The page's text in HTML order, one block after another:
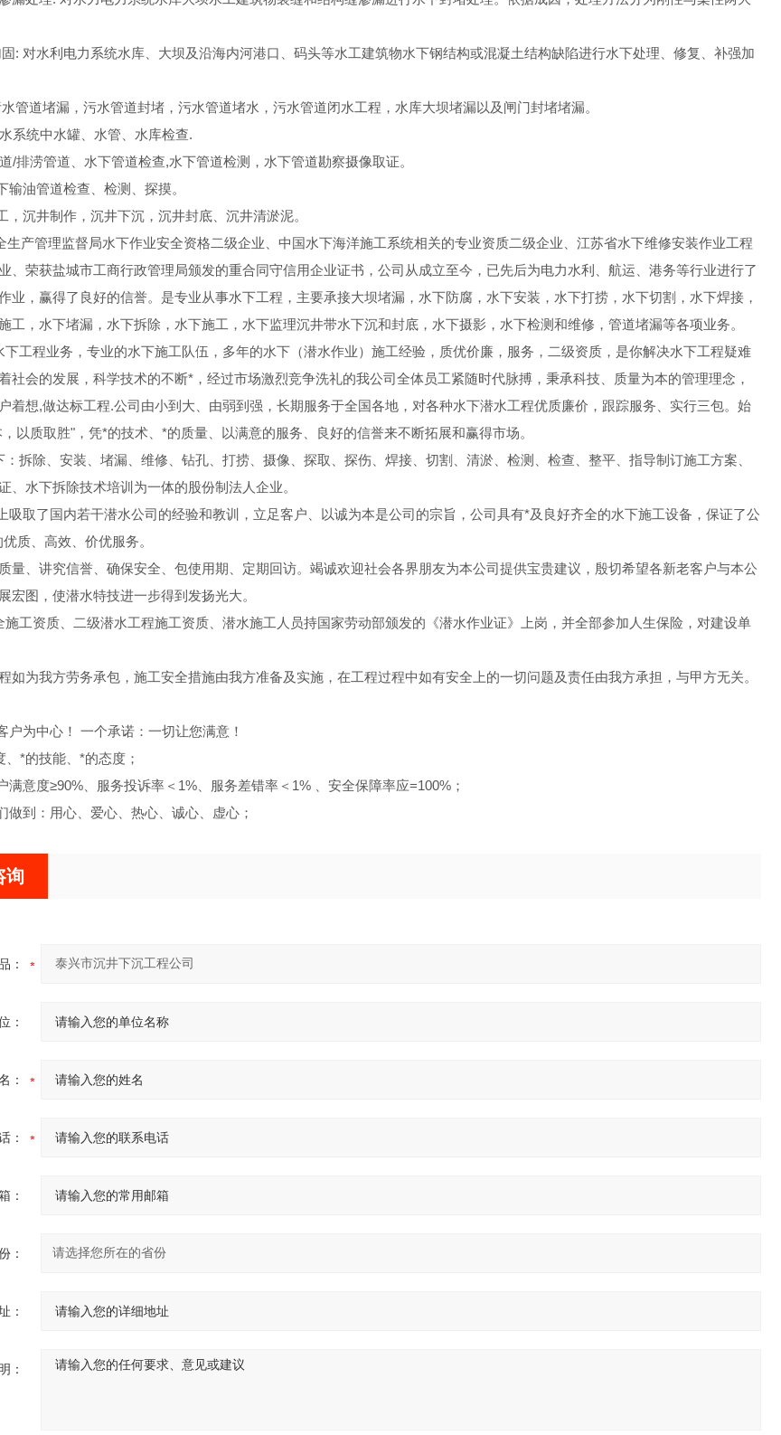
: 对水利电力系统水库、大坝及沿海内河港口、码头等水工建筑物水下钢结构或混凝土结构缺陷进行水下处理、修复、补强加
管道堵漏，污水管道封堵，污水管道堵水，污水管道闭水工程，水库大坝堵漏以及闸门封堵堵漏。
系统中水罐、水管、水库检查.
/排涝管道、水下管道检查,水下管道检测，水下管道勘察摄像取证。
油管道检查、检测、探摸。
，沉井制作，沉井下沉，沉井封底、沉井清淤泥。
生产管理监督局水下作业安全资格二级企业、中国水下海洋施工系统相关的专业资质二级企业、江苏省水下维修安装作业工程
、荣获盐城市工商行政管理局颁发的重合同守信用企业证书，公司从成立至今，已先后为电力水利、航运、港务等行业进行了
业，赢得了良好的信誉。是专业从事水下工程，主要承接大坝堵漏，水下防腐，水下安装，水下打捞，水下切割，水下焊接，
工，水下堵漏，水下拆除，水下施工，水下监理沉井带水下沉和封底，水下摄影，水下检测和维修，管道堵漏等各项业务。
下工程业务，专业的水下施工队伍，多年的水下（潜水作业）施工经验，质优价廉，服务，二级资质，是你解决水下工程疑难
社会的发展，科学技术的不断*，经过市场激烈竞争洗礼的我公司全体员工紧随时代脉搏，秉承科技、质量为本的管理理念，
着想,做达标工程.公司由小到大、由弱到强，长期服务于全国各地，对各种水下潜水工程优质廉价，跟踪服务、实行三包。始
以质取胜"，凭*的技术、*的质量、以满意的服务、良好的信誉来不断拓展和赢得市场。
：拆除、安装、堵漏、维修、钻孔、打捞、摄像、探取、探伤、焊接、切割、清淤、检测、检查、整平、指导制订施工方案、
、水下拆除技术培训为一体的股份制法人企业。
吸取了国内若干潜水公司的经验和教训，立足客户、以诚为本是公司的宗旨，公司具有*及良好齐全的水下施工设备，保证了公
质、高效、价优服务。
量、讲究信誉、确保安全、包使用期、定期回访。竭诚欢迎社会各界朋友为本公司提供宝贵建议，殷切希望各新老客户与本公
宏图，使潜水特技进一步得到发扬光大。
施工资质、二级潜水工程施工资质、潜水施工人员持国家劳动部颁发的《潜水作业证》上岗，并全部参加人生保险，对建设单
如为我方劳务承包，施工安全措施由我方准备及实施，在工程过程中如有安全上的一切问题及责任由我方承担，与甲方无关。
户为中心！ 一个承诺：一切让您满意！
*的技能、*的态度；
满意度≥90%、服务投诉率＜1%、服务差错率＜1% 、安全保障率应=100%；
做到：用心、爱心、热心、诚心、虚心；
询
：
：
：
：
：
：
：
：